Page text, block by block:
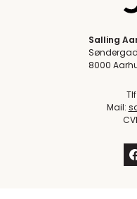
Salling
8000
Mail: